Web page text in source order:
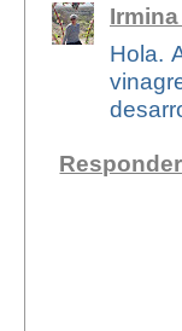
Hola.
Responder